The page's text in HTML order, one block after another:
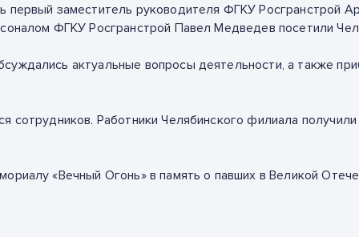
первый заместитель руководителя ФГКУ Росгранстрой
ФГКУ Росгранстрой Павел Медведев посетили
актуальные вопросы деятельности, а также
сотрудников. Работники Челябинского филиала
«Вечный Огонь»в память о павших в Великой